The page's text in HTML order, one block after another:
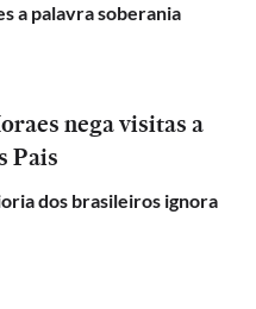
a palavra soberania
nega visitas a
Pais
dos brasileiros ignora